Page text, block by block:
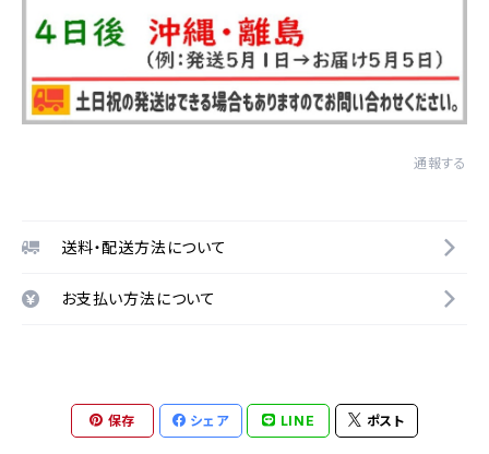
通報する
送料・配送方法について
お支払い方法について
保存 シェア LINE ポスト